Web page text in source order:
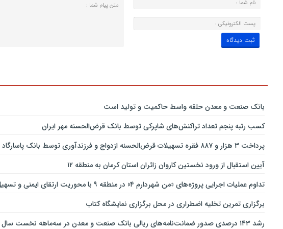
بانك صنعت و معدن حلقه واسط حاكمیت و تولید است
کسب رتبه پنجم تعداد تراکنش‌های شاپرکی توسط بانک قرض‌الحسنه مهر ایران
پرداخت ۳ هزار و ۸۸۷ فقره تسهیلات قرض‌الحسنه ازدواج و فرزندآوری توسط بانک پاسارگاد تا پایان خردادماه ۱۴۰۵
آیین استقبال از ورود نخستین کاروان زائران استان کرمان به منطقه ۱۲
تداوم عملیات اجرایی پروژه‌های «من شهردارم ۴» در منطقه ۹ با محوریت ارتقای ایمنی و تسهیل تردد
برگزاری تمرین تخلیه اضطراری در محل برگزاری نمایشگاه کتاب
رشد ۱۴۳ درصدی صدور ضمانت‌نامه‌های ریالی بانک صنعت و معدن در سه‌ماهه نخست سال جاری